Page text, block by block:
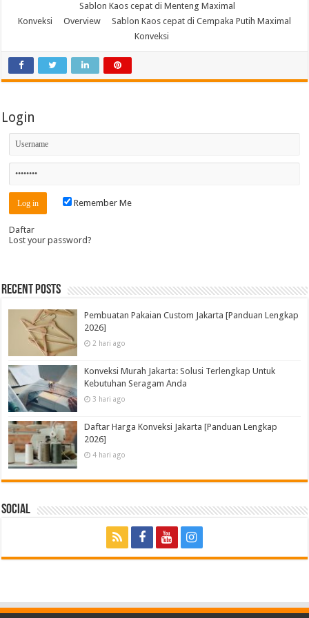
Sablon Kaos cepat di Menteng Maximal
Konveksi
Overview
Sablon Kaos cepat di Cempaka Putih Maximal
Konveksi
Login
Remember Me
Daftar
Lost your password?
Recent Posts
Pembuatan Pakaian Custom Jakarta [Panduan Lengkap
2026]
2 hari ago
Konveksi Murah Jakarta: Solusi Terlengkap Untuk
Kebutuhan Seragam Anda
3 hari ago
Daftar Harga Konveksi Jakarta [Panduan Lengkap
2026]
4 hari ago
Social